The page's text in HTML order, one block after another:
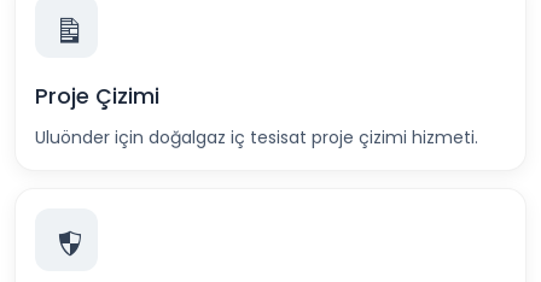
Proje Çizimi
Uluönder için doğalgaz iç tesisat proje çizimi hizmeti.